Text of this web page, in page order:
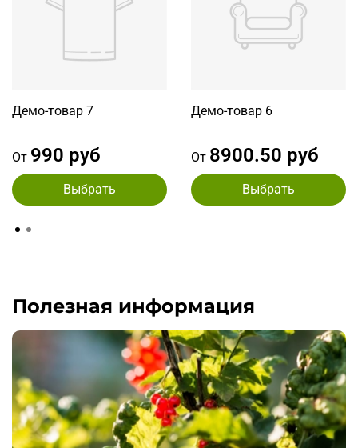
для фильтра;
Добавить варианты (модификации) товара,
Добавить сопутствующие и аналогичные товары.
Инструкция по работе с товарами на InSales доступна
на портале технической
поддержки:https://www.insales.ru/collection/doc-
Демо-товар 7
От 990 руб
Выбрать
Демо-товар 6
От 8900.50 руб
Выбрать
Полезная информация